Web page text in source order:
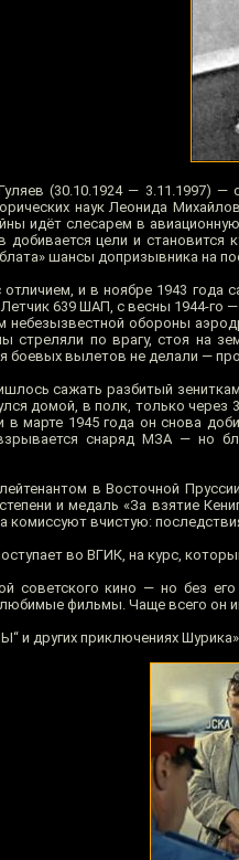
(30.10.1924 — 3.11.1997) —
наук Леонида
идёт слесарем в
добивается цели и
шансы допризывника на
отличием, и в ноябре 1943
639 ШАП, с весны 1944-
небезызвестной обороны
стреляли по врагу, стоя на
боевых вылетов не делали —
сажать разбитый
домой, в полк, только
в марте 1945 года он снова
снаряд МЗА — но
в Восточной
и медаль «За взятие
комиссуют вчистую:
во ВГИК, на курс,
советского кино — но без
фильмы. Чаще всего он
и других приключениях